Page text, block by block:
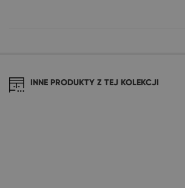
INNE PRODUKTY Z TEJ KOLEKCJI